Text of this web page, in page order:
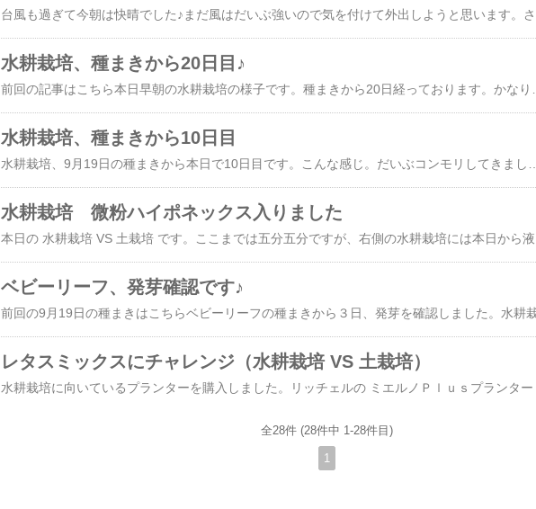
水耕栽培、種まきから20日目♪
水耕栽培、種まきから10日目
水耕栽培 微粉ハイポネックス入りました
ベビーリーフ、発芽確認です♪
レタスミックスにチャレンジ（水耕栽培 VS 土栽培）
全28件 (28件中 1-28件目)
1